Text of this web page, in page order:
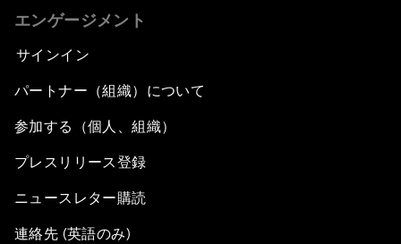
エンゲージメント
サインイン
パートナー（組織）について
参加する（個人、組織）
プレスリリース登録
ニュースレター購読
連絡先 (英語のみ)